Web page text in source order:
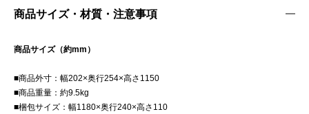
商品サイズ・材質・注意事項
商品サイズ（約mm）
■商品外寸：幅202×奥行254×高さ1150
■商品重量：約9.5kg
■梱包サイズ：幅1180×奥行240×高さ110